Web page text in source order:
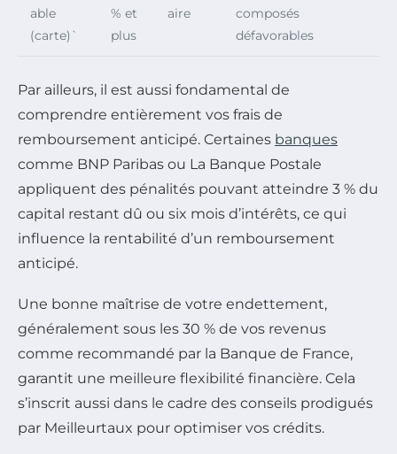
able
(carte)`
% et
plus
aire
composés
défavorables
Par ailleurs, il est aussi fondamental de
comprendre entièrement vos frais de
remboursement anticipé. Certaines banques
comme BNP Paribas ou La Banque Postale
appliquent des pénalités pouvant atteindre 3 % du
capital restant dû ou six mois d’intérêts, ce qui
influence la rentabilité d’un remboursement
anticipé.
Une bonne maîtrise de votre endettement,
généralement sous les 30 % de vos revenus
comme recommandé par la Banque de France,
garantit une meilleure flexibilité financière. Cela
s’inscrit aussi dans le cadre des conseils prodigués
par Meilleurtaux pour optimiser vos crédits.